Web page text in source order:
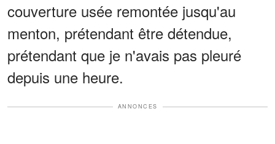
couverture usée remontée jusqu'au
menton, prétendant être détendue,
prétendant que je n'avais pas pleuré
depuis une heure.
ANNONCES